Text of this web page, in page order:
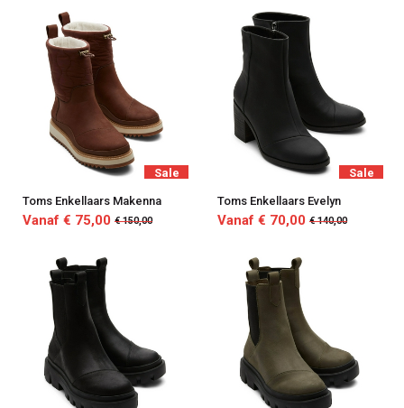
Sale
Toms Enkellaars Makenna
Vanaf € 75,00 € 150,00
Sale
Toms Enkellaars Evelyn
Vanaf € 70,00 € 140,00